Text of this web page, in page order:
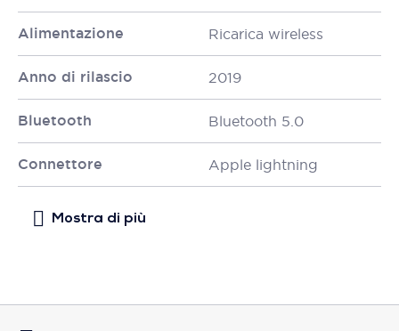
Alimentazione Ricarica wireless
Anno di rilascio 2019
Bluetooth Bluetooth 5.0
Connettore Apple lightning